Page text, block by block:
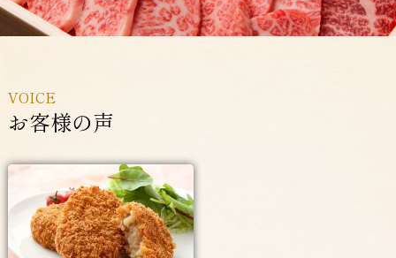
VOICE
お客様の声